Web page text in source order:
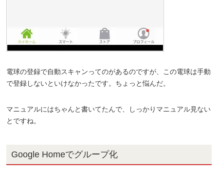
電球の登録で自動スキャンってのがあるのですが、この電球は手動
で登録しないといけなかったです。ちょっと悩んだ。
マニュアルにはちゃんと書いてたんで、しっかりマニュアル見ない
とですね。
Google Homeでグループ化